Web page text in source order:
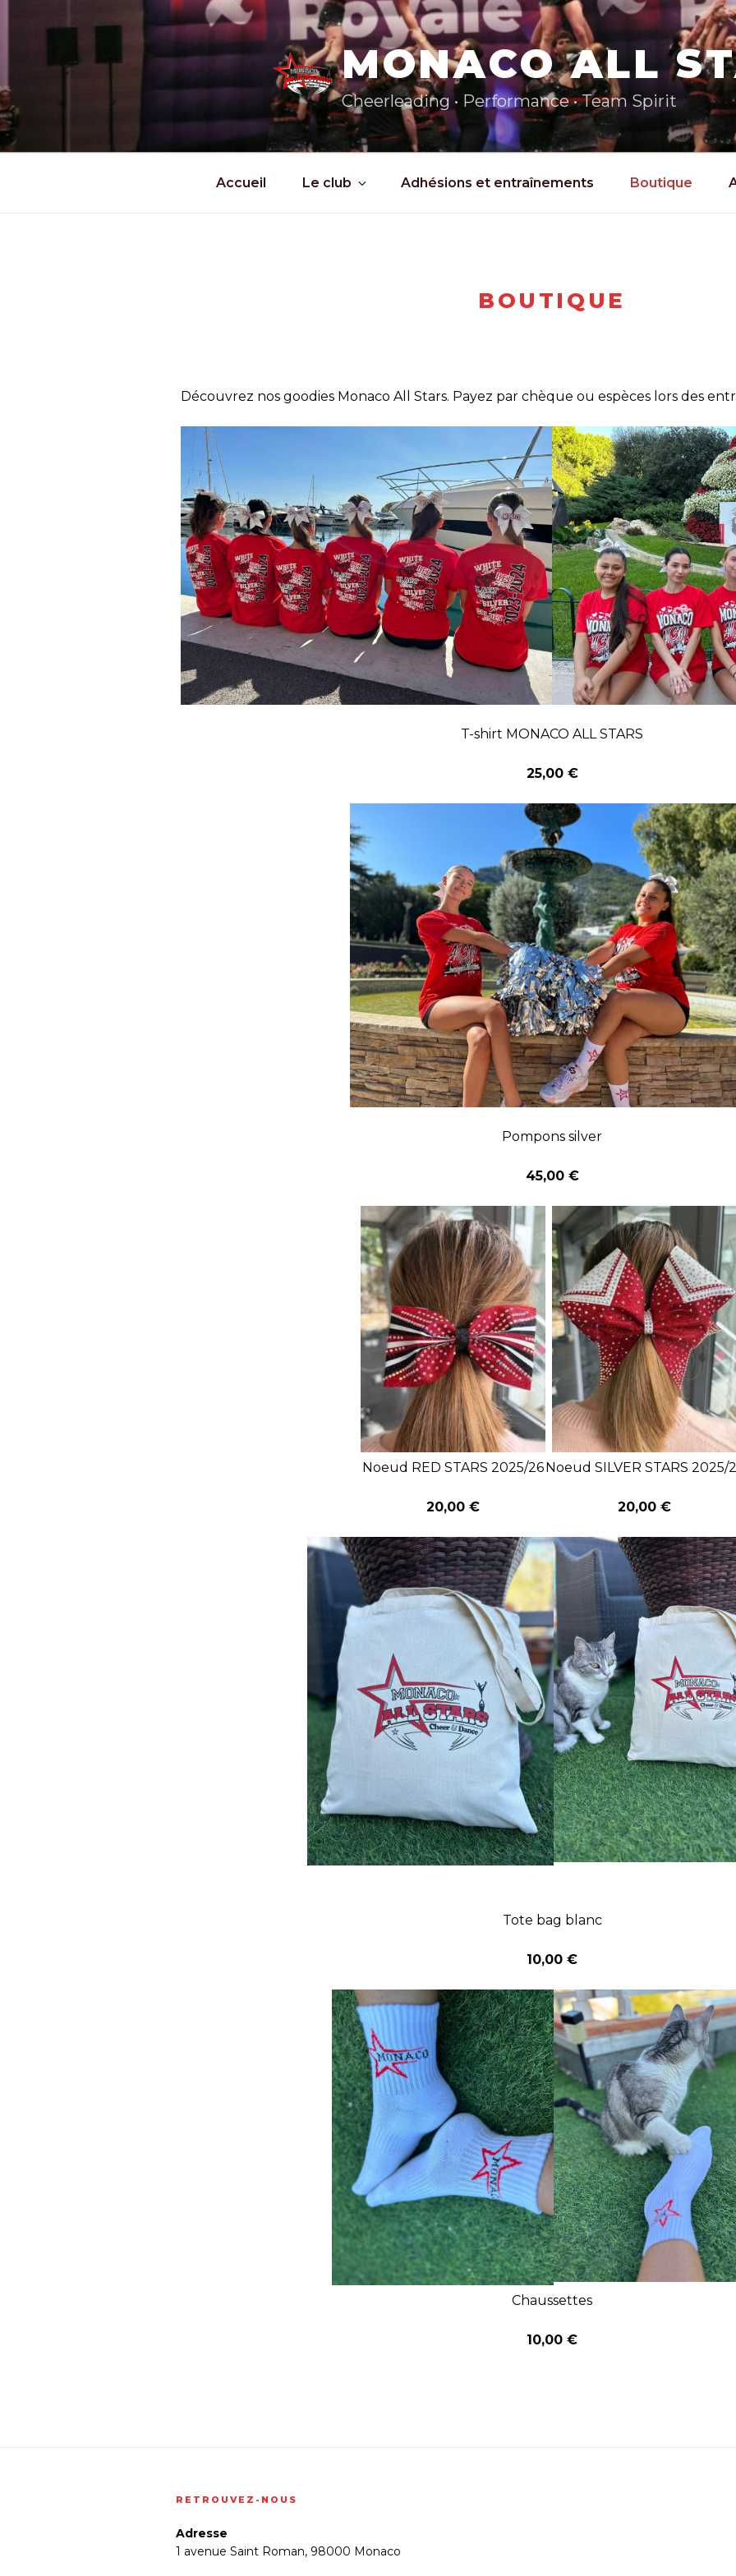
principal
MONACO ALL
Cheerleading • Performance • Team Spirit
Accueil Le club Adhésions et entraînements Boutique
BOUTIQUE
Découvrez nos goodies Monaco All Stars. Payez par chèque ou espèces lors des
T-shirt MONACO ALL STARS
25,00 €
Pompons silver
45,00 €
Noeud RED STARS 2025/26
20,00 €
Noeud SILVER STARS 2025/
20,00 €
Tote bag blanc
10,00 €
Chaussettes
10,00 €
RETROUVEZ-NOUS
Adresse
1 avenue Saint Roman, 98000 Monaco